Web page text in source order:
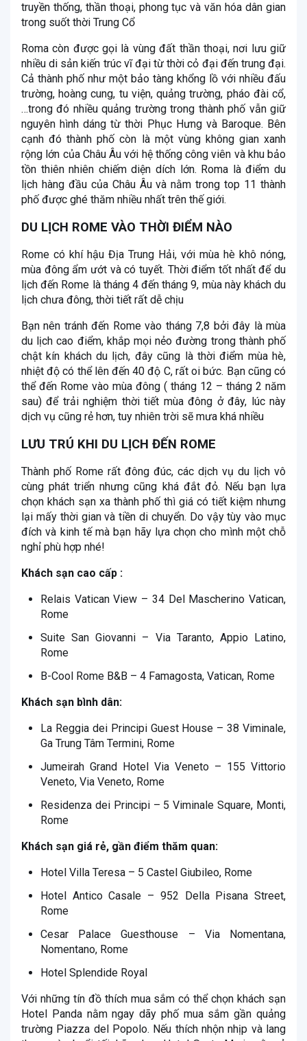
truyền thống, thần thoại, phong tục và văn hóa dân gian
trong suốt thời Trung Cổ
Roma còn được gọi là vùng đất thần thoại, nơi lưu giữ
nhiều di sản kiến trúc vĩ đại từ thời cỏ đại đến trung đại.
Cả thành phố như một bảo tàng khổng lồ với nhiều đấu
trường, hoàng cung, tu viện, quảng trường, pháo đài cổ,
…trong đó nhiều quảng trường trong thành phố vẫn giữ
nguyên hình dáng từ thời Phục Hưng và Baroque. Bên
cạnh đó thành phố còn là một vùng không gian xanh
rộng lớn của Châu Âu với hệ thống công viên và khu bảo
tồn thiên nhiên chiếm diện dích lớn. Roma là điểm du
lịch hàng đầu của Châu Âu và nằm trong top 11 thành
phố được ghé thăm nhiều nhất trên thế giới.
DU LỊCH ROME VÀO THỜI ĐIỂM NÀO
Rome có khí hậu Địa Trung Hải, với mùa hè khô nóng,
mùa đông ẩm ướt và có tuyết. Thời điểm tốt nhất để du
lịch đến Rome là tháng 4 đến tháng 9, mùa này khách du
lịch chưa đông, thời tiết rất dễ chịu
Bạn nên tránh đến Rome vào tháng 7,8 bởi đây là mùa
du lịch cao điểm, khắp mọi nẻo đường trong thành phố
chật kín khách du lịch, đây cũng là thời điểm mùa hè,
nhiệt độ có thể lên đến 40 độ C, rất oi bức. Bạn cũng có
thể đến Rome vào mùa đông ( tháng 12 – tháng 2 năm
sau) để trải nghiệm thời tiết mùa đông ở đây, lúc này
dịch vụ cũng rẻ hơn, tuy nhiên trời sẽ mưa khá nhiều
LƯU TRÚ KHI DU LỊCH ĐẾN ROME
Thành phố Rome rất đông đúc, các dịch vụ du lịch vô
cùng phát triển nhưng cũng khá đắt đỏ. Nếu bạn lựa
chọn khách sạn xa thành phố thì giá có tiết kiệm nhưng
lại mấy thời gian và tiền di chuyển. Do vậy tùy vào mục
đích và kinh tế mà bạn hãy lựa chọn cho mình một chỗ
nghỉ phù hợp nhé!
Khách sạn cao cấp :
Relais Vatican View – 34 Del Mascherino Vatican,
Rome
Suite San Giovanni – Via Taranto, Appio Latino,
Rome
B-Cool Rome B&B – 4 Famagosta, Vatican, Rome
Khách sạn bình dân:
La Reggia dei Principi Guest House – 38 Viminale,
Ga Trung Tâm Termini, Rome
Jumeirah Grand Hotel Via Veneto – 155 Vittorio
Veneto, Via Veneto, Rome
Residenza dei Principi – 5 Viminale Square, Monti,
Rome
Khách sạn giá rẻ, gần điểm thăm quan:
Hotel Villa Teresa – 5 Castel Giubileo, Rome
Hotel Antico Casale – 952 Della Pisana Street,
Rome
Cesar Palace Guesthouse – Via Nomentana,
Nomentano, Rome
Hotel Splendide Royal
Với những tín đồ thích mua sắm có thể chọn khách sạn
Hotel Panda nằm ngay dãy phố mua sắm gần quảng
trường Piazza del Popolo. Nếu thích nhộn nhịp và lang